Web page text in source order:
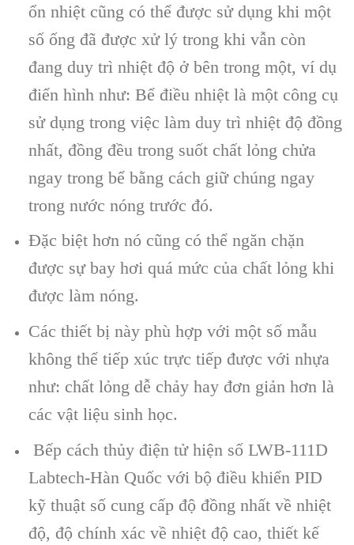
ổn nhiệt cũng có thể được sử dụng khi một
số ống đã được xử lý trong khi vẫn còn
đang duy trì nhiệt độ ở bên trong một, ví dụ
điển hình như: Bể điều nhiệt là một công cụ
sử dụng trong việc làm duy trì nhiệt độ đồng
nhất, đồng đều trong suốt chất lỏng chửa
ngay trong bể bằng cách giữ chúng ngay
trong nước nóng trước đó.
Đặc biệt hơn nó cũng có thể ngăn chặn
được sự bay hơi quá mức của chất lỏng khi
được làm nóng.
Các thiết bị này phù hợp với một số mẫu
không thể tiếp xúc trực tiếp được với nhựa
như: chất lỏng dễ chảy hay đơn giản hơn là
các vật liệu sinh học.
Bếp cách thủy điện tử hiện số LWB-111D
Labtech-Hàn Quốc với bộ điều khiển PID
kỹ thuật số cung cấp độ đồng nhất về nhiệt
độ, độ chính xác về nhiệt độ cao, thiết kế